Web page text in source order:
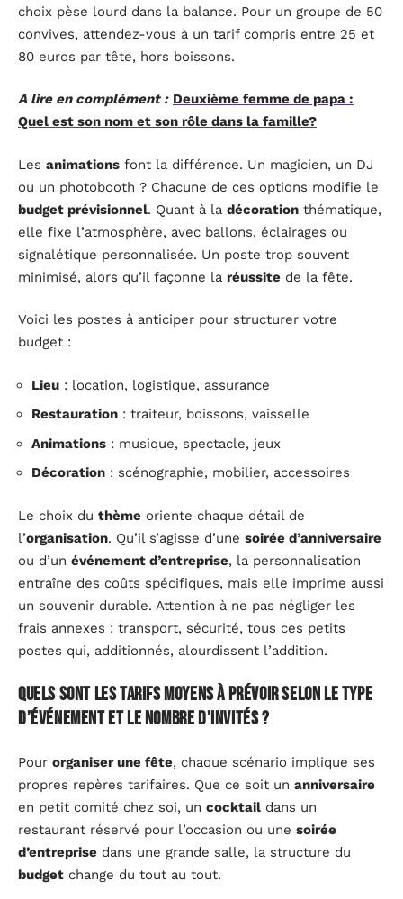
choix pèse lourd dans la balance. Pour un groupe de 50
convives, attendez-vous à un tarif compris entre 25 et
80 euros par tête, hors boissons.
A lire en complément : Deuxième femme de papa :
Quel est son nom et son rôle dans la famille?
Les animations font la différence. Un magicien, un DJ
ou un photobooth ? Chacune de ces options modifie le
budget prévisionnel. Quant à la décoration thématique,
elle fixe l’atmosphère, avec ballons, éclairages ou
signalétique personnalisée. Un poste trop souvent
minimisé, alors qu’il façonne la réussite de la fête.
Voici les postes à anticiper pour structurer votre
budget :
Lieu : location, logistique, assurance
Restauration : traiteur, boissons, vaisselle
Animations : musique, spectacle, jeux
Décoration : scénographie, mobilier, accessoires
Le choix du thème oriente chaque détail de
l’organisation. Qu’il s’agisse d’une soirée d’anniversaire
ou d’un événement d’entreprise, la personnalisation
entraîne des coûts spécifiques, mais elle imprime aussi
un souvenir durable. Attention à ne pas négliger les
frais annexes : transport, sécurité, tous ces petits
postes qui, additionnés, alourdissent l’addition.
Quels sont les tarifs moyens à prévoir selon le type
d’événement et le nombre d’invités ?
Pour organiser une fête, chaque scénario implique ses
propres repères tarifaires. Que ce soit un anniversaire
en petit comité chez soi, un cocktail dans un
restaurant réservé pour l’occasion ou une soirée
d’entreprise dans une grande salle, la structure du
budget change du tout au tout.